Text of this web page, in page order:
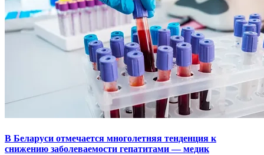
В Беларуси отмечается многолетняя тенденция к
снижению заболеваемости гепатитами — медик